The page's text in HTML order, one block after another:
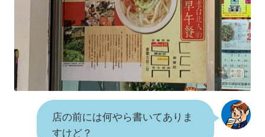
店の前には何やら書いてありま
すけど？